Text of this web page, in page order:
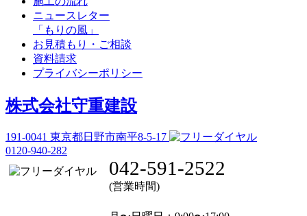
ニュースレター
「もりの風」
お見積もり・ご相談
資料請求
プライバシーポリシー
株式会社守重建設
191-0041 東京都日野市南平8-5-17
0120-940-282
042-591-2522
(営業時間)